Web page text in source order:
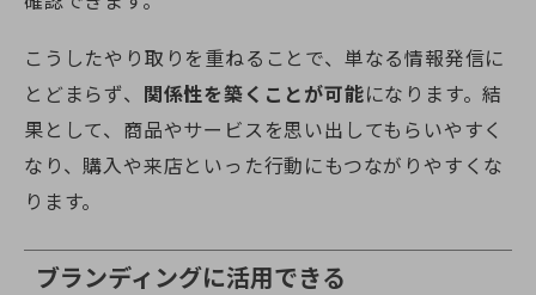
こうしたやり取りを重ねることで、単なる情報発信に
とどまらず、 関係性を築くことが可能になります。結
果として、商品やサービスを思い出してもらいやすく
なり、購入や来店といった行動にもつながりやすくな
ります。
ブランディングに活用できる